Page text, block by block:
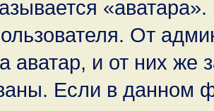
От
аватар, и от них же
Если в данном